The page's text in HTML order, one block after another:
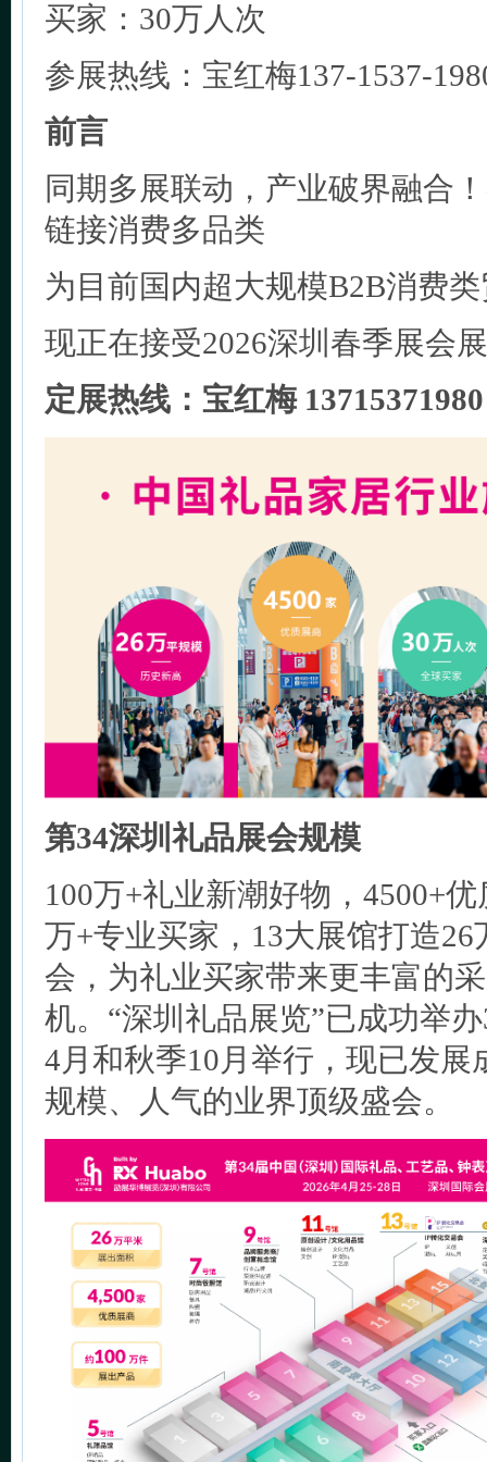
买家：30万人次
参展热线：宝红梅137-1537-
前言
同期多展联动，产业破界融合
链接消费多品类
为目前国内超大规模B2B消费
现正在接受2026深圳春季展会
定展热线：宝红梅 13715371980
第34深圳礼品展会规模
100万+礼业新潮好物，4500+
万+专业买家，13大展馆打造
会，为礼业买家带来更丰富的
机。“深圳礼品展览”已成功举
4月和秋季10月举行，现已发展
规模、人气的业界顶级盛会。